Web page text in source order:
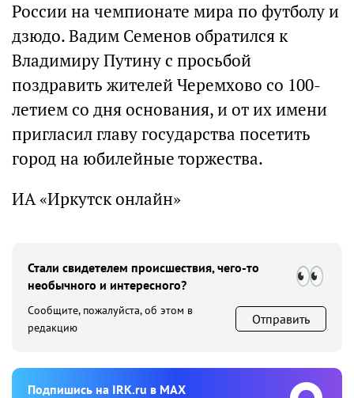
России на чемпионате мира по футболу и
дзюдо. Вадим Семенов обратился к
Владимиру Путину с просьбой
поздравить жителей Черемхово со 100-
летием со дня основания, и от их имени
пригласил главу государства посетить
город на юбилейные торжества.
ИА «Иркутск онлайн»
Стали свидетелем происшествия, чего-то
необычного и интересного?
Сообщите, пожалуйста, об этом в
редакцию
Отправить
Подпишиcь на IRK.ru в MAX